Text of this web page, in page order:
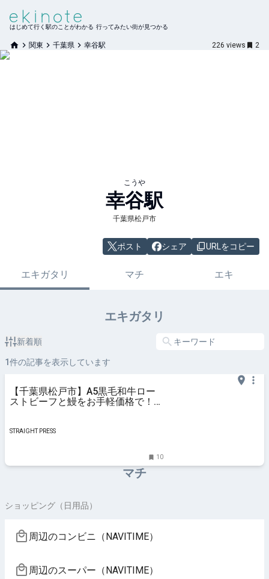
はじめて行く駅のことがわかる 行ってみたい街が見つかる
関東 千葉県 幸谷駅 226 views 2
こうや
幸谷駅
千葉県松戸市
ポスト シェア URLをコピー
エキガタリ マチ エキ
エキガタリ
新着順
1件の記事を表示しています
【千葉県松戸市】A5黒毛和牛ロー
ストビーフと鰻をお手軽価格で！
STRAIGHT PRESS
10
マチ
ショッピング（日用品）
周辺のコンビニ（NAVITIME）
周辺のスーパー（NAVITIME）